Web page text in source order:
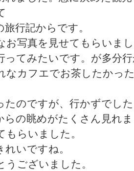
行記からです。
お写真を見せてもらいま
ってみたいです。が多分
なカフエでお茶したかっ
たのですが、行かずでし
らの眺めがたくさん見れ
もらいました。
いですね。
うございました。